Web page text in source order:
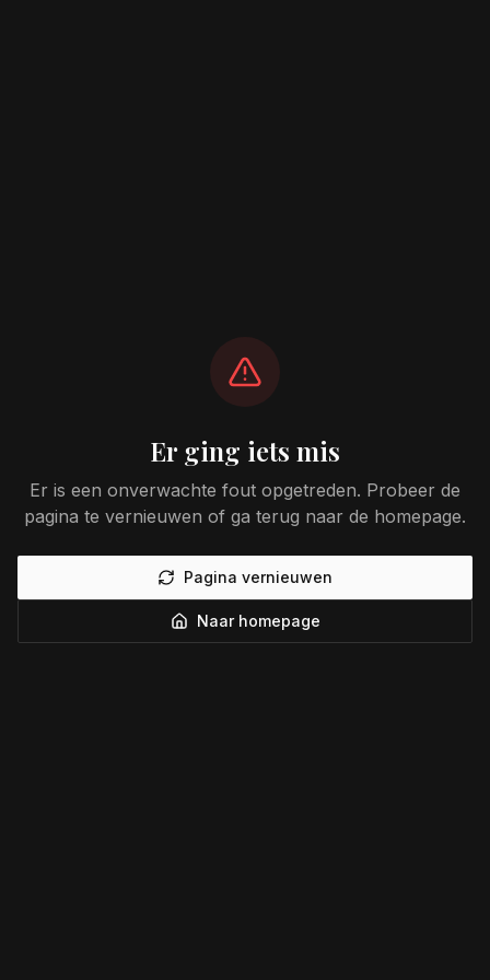
Er ging iets mis
Er is een onverwachte fout opgetreden. Probeer de
pagina te vernieuwen of ga terug naar de homepage.
Pagina vernieuwen
Naar homepage